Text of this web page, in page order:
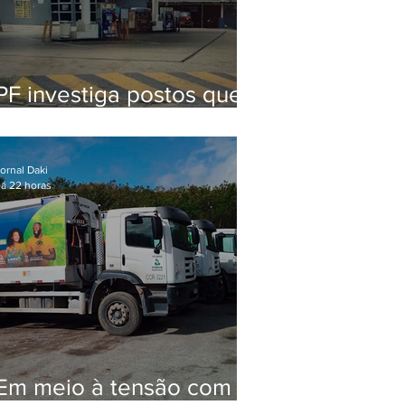
investiga postos que
de secretário
em 2020
meio à tensão com
Daki
22 horas